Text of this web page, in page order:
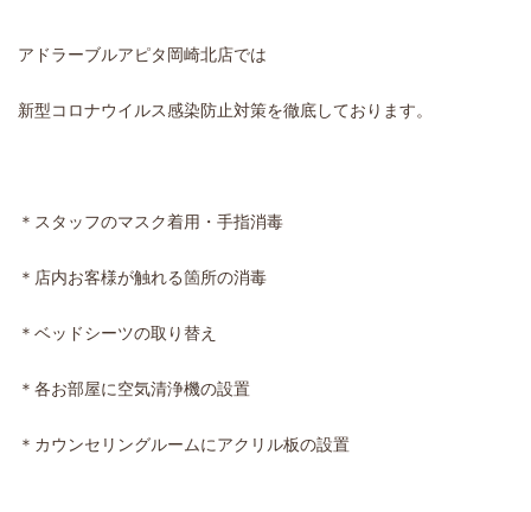
アドラーブルアピタ岡崎北店では
新型コロナウイルス感染防止対策を徹底しております。
＊スタッフのマスク着用・手指消毒
＊店内お客様が触れる箇所の消毒
＊ベッドシーツの取り替え
＊各お部屋に空気清浄機の設置
＊カウンセリングルームにアクリル板の設置